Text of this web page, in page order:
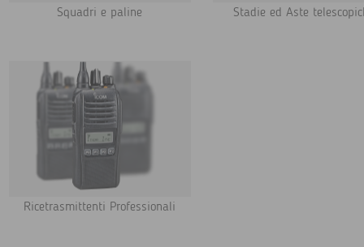
Squadri e paline Stadie ed Aste
Ricetrasmittenti Professionali